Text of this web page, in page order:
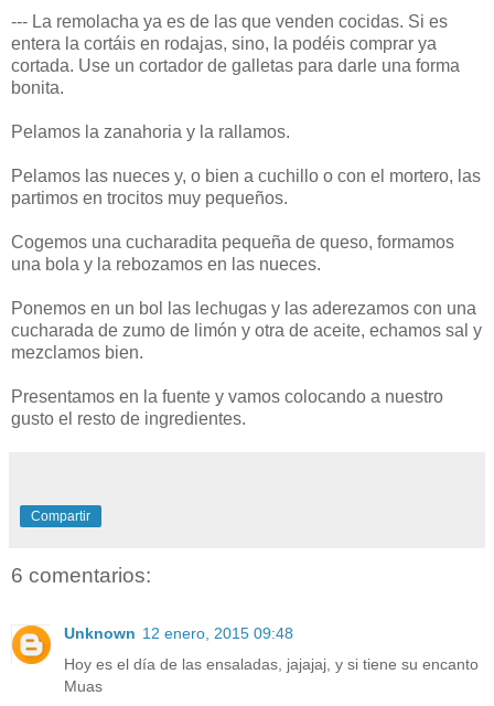
--- La remolacha ya es de las que venden cocidas. Si es
entera la cortáis en rodajas, sino, la podéis comprar ya
cortada. Use un cortador de galletas para darle una forma
bonita.
Pelamos la zanahoria y la rallamos.
Pelamos las nueces y, o bien a cuchillo o con el mortero, las
partimos en trocitos muy pequeños.
Cogemos una cucharadita pequeña de queso, formamos
una bola y la rebozamos en las nueces.
Ponemos en un bol las lechugas y las aderezamos con una
cucharada de zumo de limón y otra de aceite, echamos sal y
mezclamos bien.
Presentamos en la fuente y vamos colocando a nuestro
gusto el resto de ingredientes.
Compartir
6 comentarios:
Unknown 12 enero, 2015 09:48
Hoy es el día de las ensaladas, jajajaj, y si tiene su encanto
Muas